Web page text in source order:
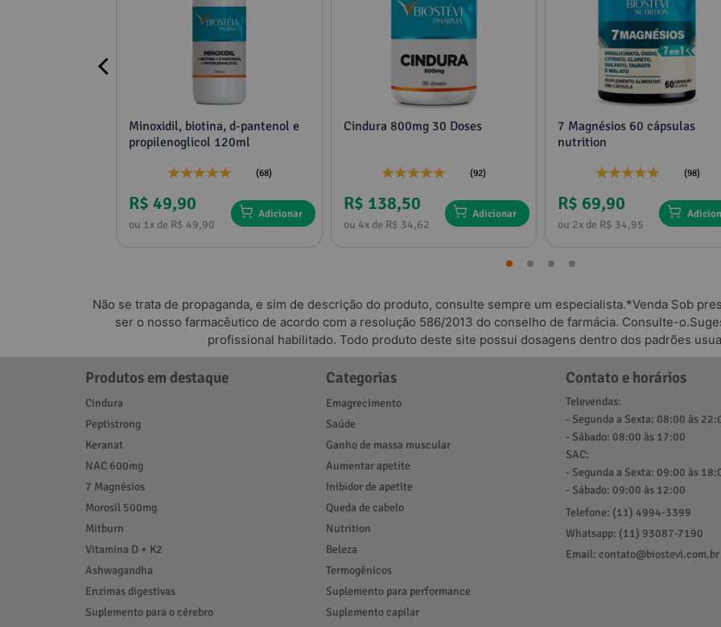
Minoxidil, biotina, d-pantenol e
propilenoglicol 120ml
(68)
R$ 49,90
ou 1x de R$ 49,90
Adicionar
Cindura 800mg 30 Doses
(92)
R$ 138,50
ou 4x de R$ 34,62
Adicionar
7 Magnésios 60 cápsulas
nutrition
(98)
R$ 69,90
ou 2x de R$ 34,95
Não se trata de propaganda, e sim de descrição do produto, consulte sempre um especialista.*Venda Sob
ser o nosso farmacêutico de acordo com a resolução 586/2013 do conselho de farmácia. Consulte-
profissional habilitado. Todo produto deste site possui dosagens dentro dos padrões
Produtos em destaque
Cindura
Peptistrong
Keranat
NAC 600mg
7 Magnésios
Morosil 500mg
Mitburn
Vitamina D + K2
Ashwagandha
Enzimas digestivas
Suplemento para o cérebro
Categorias
Emagrecimento
Saúde
Ganho de massa muscular
Aumentar apetite
Inibidor de apetite
Queda de cabelo
Nutrition
Beleza
Termogênicos
Suplemento para performance
Suplemento capilar
Contato e horários
Televendas:
- Segunda a Sexta: 08:00 às
- Sábado: 08:00 às 17:00
SAC:
- Segunda a Sexta: 09:00 às
- Sábado: 09:00 às 12:00
Telefone: (11) 4994-3399
Whatsapp: (11) 93087-7190
Email: contato@biostevi.com.br